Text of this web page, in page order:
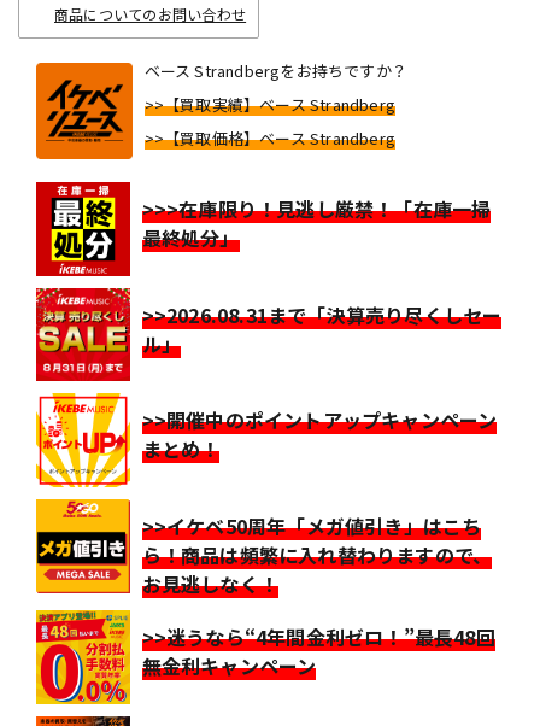
商品についてのお問い合わせ
ベース Strandbergをお持ちですか？
>>【買取実績】ベース Strandberg
>>【買取価格】ベース Strandberg
>>>在庫限り！見逃し厳禁！「在庫一掃
最終処分」
>>2026.08.31まで「決算売り尽くしセー
ル」
>>開催中のポイントアップキャンペーン
まとめ！
>>イケベ50周年「メガ値引き」はこち
ら！商品は頻繁に入れ替わりますので、
お見逃しなく！
>>迷うなら“4年間金利ゼロ！”最長48回
無金利キャンペーン